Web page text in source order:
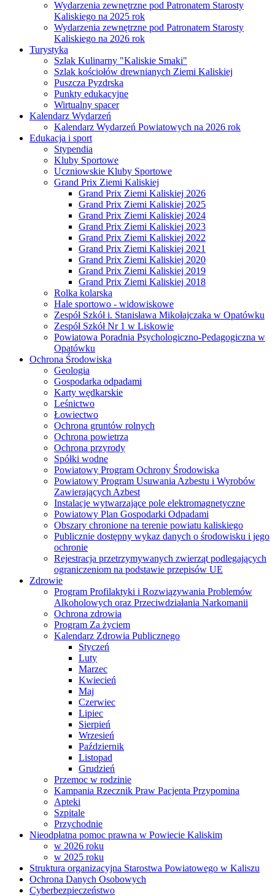
Wydarzenia zewnętrzne pod Patronatem Starosty
Kaliskiego na 2025 rok
Wydarzenia zewnętrzne pod Patronatem Starosty
Kaliskiego na 2026 rok
Turystyka
Szlak Kulinarny "Kaliskie Smaki"
Szlak kościołów drewnianych Ziemi Kaliskiej
Puszcza Pyzdrska
Punkty edukacyjne
Wirtualny spacer
Kalendarz Wydarzeń
Kalendarz Wydarzeń Powiatowych na 2026 rok
Edukacja i sport
Stypendia
Kluby Sportowe
Uczniowskie Kluby Sportowe
Grand Prix Ziemi Kaliskiej
Grand Prix Ziemi Kaliskiej 2026
Grand Prix Ziemi Kaliskiej 2025
Grand Prix Ziemi Kaliskiej 2024
Grand Prix Ziemi Kaliskiej 2023
Grand Prix Ziemi Kaliskiej 2022
Grand Prix Ziemi Kaliskiej 2021
Grand Prix Ziemi Kaliskiej 2020
Grand Prix Ziemi Kaliskiej 2019
Grand Prix Ziemi Kaliskiej 2018
Rolka kolarska
Hale sportowo - widowiskowe
Zespół Szkół i. Stanisława Mikołajczaka w Opatówku
Zespół Szkół Nr 1 w Liskowie
Powiatowa Poradnia Psychologiczno-Pedagogiczna w
Opatówku
Ochrona Środowiska
Geologia
Gospodarka odpadami
Karty wędkarskie
Leśnictwo
Łowiectwo
Ochrona gruntów rolnych
Ochrona powietrza
Ochrona przyrody
Spółki wodne
Powiatowy Program Ochrony Środowiska
Powiatowy Program Usuwania Azbestu i Wyrobów
Zawierających Azbest
Instalacje wytwarzające pole elektromagnetyczne
Powiatowy Plan Gospodarki Odpadami
Obszary chronione na terenie powiatu kaliskiego
Publicznie dostępny wykaz danych o środowisku i jego
ochronie
Rejestracja przetrzymywanych zwierząt podlegających
ograniczeniom na podstawie przepisów UE
Zdrowie
Program Profilaktyki i Rozwiązywania Problemów
Alkoholowych oraz Przeciwdziałania Narkomanii
Ochrona zdrowia
Program Za życiem
Kalendarz Zdrowia Publicznego
Styczeń
Luty
Marzec
Kwiecień
Maj
Czerwiec
Lipiec
Sierpień
Wrzesień
Październik
Listopad
Grudzień
Przemoc w rodzinie
Kampania Rzecznik Praw Pacjenta Przypomina
Apteki
Szpitale
Przychodnie
Nieodpłatna pomoc prawna w Powiecie Kaliskim
w 2026 roku
w 2025 roku
Struktura organizacyjna Starostwa Powiatowego w Kaliszu
Ochrona Danych Osobowych
Cyberbezpieczeństwo